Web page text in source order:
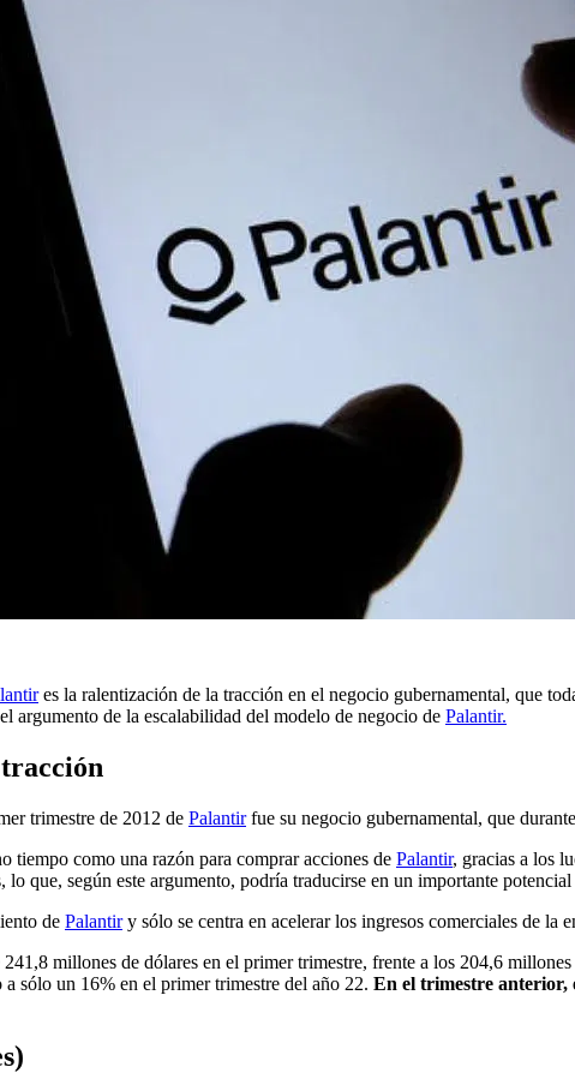
es la ralentización de la tracción en el negocio gubernamental, que
argumento de la escalabilidad del modelo de negocio de Palantir.
trimestre de 2012 de Palantirfue su negocio gubernamental, que
tiempo como una razón para comprar acciones de Palantir, gracias a los
que, según este argumento, podría traducirse en un importante
de Palantiry sólo se centra en acelerar los ingresos comerciales de la
millones de dólares en el primer trimestre, frente a los 204,6
sólo un 16% en el primer trimestre del año 22. En el trimestre anterior,